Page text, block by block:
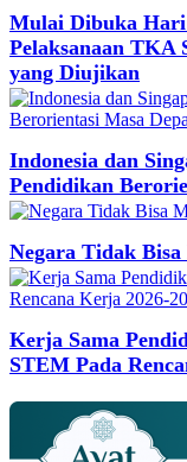
Mulai Dibuka
Pelaksanaan TKA
yang Diujikan
Indonesia dan
Pendidikan
Negara Tidak
Kerja Sama
STEM Pada